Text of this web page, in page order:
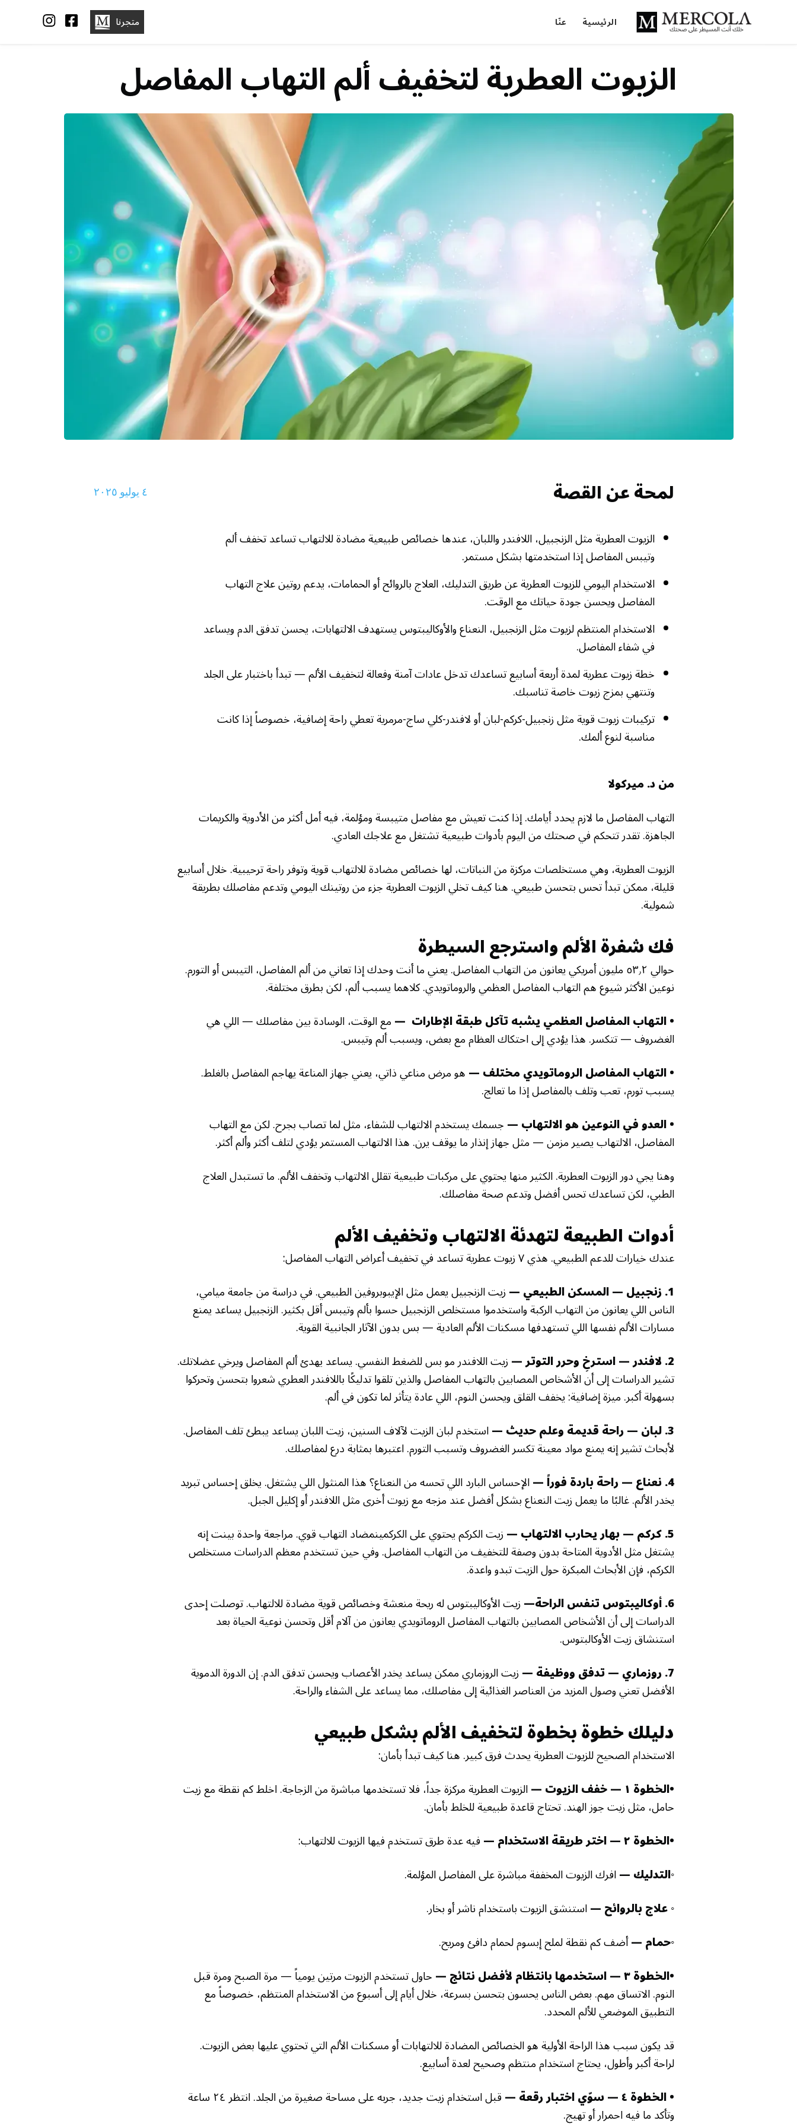
الرئيسية عنّا متجرنا
الزيوت العطرية لتخفيف ألم التهاب المفاصل
٤ يوليو ٢٠٢٥ لمحة عن القصة
الزيوت العطرية مثل الزنجبيل، اللافندر واللبان، عندها خصائص طبيعية مضادة للالتهاب تساعد تخفف ألم
وتيبس المفاصل إذا استخدمتها بشكل مستمر.
الاستخدام اليومي للزيوت العطرية عن طريق التدليك، العلاج بالروائح أو الحمامات، يدعم روتين علاج التهاب
المفاصل ويحسن جودة حياتك مع الوقت.
الاستخدام المنتظم لزيوت مثل الزنجبيل، النعناع والأوكاليبتوس يستهدف الالتهابات، يحسن تدفق الدم ويساعد
في شفاء المفاصل.
خطة زيوت عطرية لمدة أربعة أسابيع تساعدك تدخل عادات آمنة وفعالة لتخفيف الألم — تبدأ باختبار على الجلد
وتنتهي بمزج زيوت خاصة تناسبك.
تركيبات زيوت قوية مثل زنجبيل-كركم-لبان أو لافندر-كلي ساج-مرمرية تعطي راحة إضافية، خصوصاً إذا كانت
مناسبة لنوع ألمك.
من د. ميركولا
التهاب المفاصل ما لازم يحدد أيامك. إذا كنت تعيش مع مفاصل متيبسة ومؤلمة، فيه أمل أكثر من الأدوية والكريمات
الجاهزة. تقدر تتحكم في صحتك من اليوم بأدوات طبيعية تشتغل مع علاجك العادي.
الزيوت العطرية، وهي مستخلصات مركزة من النباتات، لها خصائص مضادة للالتهاب قوية وتوفر راحة ترحيبية. خلال أسابيع
قليلة، ممكن تبدأ تحس بتحسن طبيعي. هنا كيف تخلي الزيوت العطرية جزء من روتينك اليومي وتدعم مفاصلك بطريقة
شمولية.
فك شفرة الألم واسترجع السيطرة
حوالي ٥٣٫٢ مليون أمريكي يعانون من التهاب المفاصل. يعني ما أنت وحدك إذا تعاني من ألم المفاصل، التيبس أو التورم.
نوعين الأكثر شيوع هم التهاب المفاصل العظمي والروماتويدي. كلاهما يسبب ألم، لكن بطرق مختلفة.
• التهاب المفاصل العظمي يشبه تآكل طبقة الإطارات —مع الوقت، الوسادة بين مفاصلك — اللي هي
الغضروف — تتكسر. هذا يؤدي إلى احتكاك العظام مع بعض، ويسبب ألم وتيبس.
• التهاب المفاصل الروماتويدي مختلف —هو مرض مناعي ذاتي، يعني جهاز المناعة يهاجم المفاصل بالغلط.
يسبب تورم، تعب وتلف بالمفاصل إذا ما تعالج.
• العدو في النوعين هو الالتهاب —جسمك يستخدم الالتهاب للشفاء، مثل لما تصاب بجرح. لكن مع التهاب
المفاصل، الالتهاب يصير مزمن — مثل جهاز إنذار ما يوقف يرن. هذا الالتهاب المستمر يؤدي لتلف أكثر وألم أكثر.
وهنا يجي دور الزيوت العطرية. الكثير منها يحتوي على مركبات طبيعية تقلل الالتهاب وتخفف الألم. ما تستبدل العلاج
الطبي، لكن تساعدك تحس أفضل وتدعم صحة مفاصلك.
أدوات الطبيعة لتهدئة الالتهاب وتخفيف الألم
عندك خيارات للدعم الطبيعي. هذي ٧ زيوت عطرية تساعد في تخفيف أعراض التهاب المفاصل:
1. زنجبيل — المسكن الطبيعي —
زيت الزنجبيل يعمل مثل الإيبوبروفين الطبيعي. في دراسة من جامعة ميامي،
الناس اللي يعانون من التهاب الركبة واستخدموا مستخلص الزنجبيل حسوا بألم وتيبس أقل بكثير. الزنجبيل يساعد يمنع
مسارات الألم نفسها اللي تستهدفها مسكنات الألم العادية — بس بدون الآثار الجانبية القوية.
2. لافندر — استرخِ وحرر التوتر —
زيت اللافندر مو بس للضغط النفسي. يساعد يهدئ ألم المفاصل ويرخي عضلاتك.
تشير الدراسات إلى أن الأشخاص المصابين بالتهاب المفاصل والذين تلقوا تدليكًا باللافندر العطري شعروا بتحسن وتحركوا
بسهولة أكبر. ميزة إضافية: يخفف القلق ويحسن النوم، اللي عادة يتأثر لما تكون في ألم.
3. لبان — راحة قديمة وعلم حديث —
استخدم لبان الزيت لآلاف السنين، زيت اللبان يساعد يبطئ تلف المفاصل.
لأبحاث تشير إنه يمنع مواد معينة تكسر الغضروف وتسبب التورم. اعتبرها بمثابة درع لمفاصلك.
4. نعناع — راحة باردة فوراً —
الإحساس البارد اللي تحسه من النعناع؟ هذا المنثول اللي يشتغل. يخلق إحساس تبريد
يخدر الألم. غالبًا ما يعمل زيت النعناع بشكل أفضل عند مزجه مع زيوت أخرى مثل اللافندر أو إكليل الجبل.
5. كركم — بهار يحارب الالتهاب —
زيت الكركم يحتوي على الكركمينمضاد التهاب قوي. مراجعة واحدة بينت إنه
يشتغل مثل الأدوية المتاحة بدون وصفة للتخفيف من التهاب المفاصل. وفي حين تستخدم معظم الدراسات مستخلص
الكركم، فإن الأبحاث المبكرة حول الزيت تبدو واعدة.
6. أوكاليبتوس تنفس الراحة—
زيت الأوكاليبتوس له ريحة منعشة وخصائص قوية مضادة للالتهاب. توصلت إحدى
الدراسات إلى أن الأشخاص المصابين بالتهاب المفاصل الروماتويدي يعانون من آلام أقل وتحسن نوعية الحياة بعد
استنشاق زيت الأوكالبتوس.
7. روزماري — تدفق ووظيفة —
زيت الروزماري ممكن يساعد يخدر الأعصاب ويحسن تدفق الدم. إن الدورة الدموية
الأفضل تعني وصول المزيد من العناصر الغذائية إلى مفاصلك، مما يساعد على الشفاء والراحة.
دليلك خطوة بخطوة لتخفيف الألم بشكل طبيعي
الاستخدام الصحيح للزيوت العطرية يحدث فرق كبير. هنا كيف تبدأ بأمان:
•الخطوة ١ — خفف الزيوت —
الزيوت العطرية مركزة جداً، فلا تستخدمها مباشرة من الزجاجة. اخلط كم نقطة مع زيت
حامل، مثل زيت جوز الهند. تحتاج قاعدة طبيعية للخلط بأمان.
•الخطوة ٢ — اختر طريقة الاستخدام —
فيه عدة طرق تستخدم فيها الزيوت للالتهاب:
◦التدليك —افرك الزيوت المخففة مباشرة على المفاصل المؤلمة.
◦ علاج بالروائح —استنشق الزيوت باستخدام ناشر أو بخار.
◦حمام —أضف كم نقطة لملح إبسوم لحمام دافئ ومريح.
•الخطوة ٣ — استخدمها بانتظام لأفضل نتائج —
حاول تستخدم الزيوت مرتين يومياً — مرة الصبح ومرة قبل
النوم. الاتساق مهم. بعض الناس يحسون بتحسن بسرعة، خلال أيام إلى أسبوع من الاستخدام المنتظم، خصوصاً مع
التطبيق الموضعي للألم المحدد.
قد يكون سبب هذا الراحة الأولية هو الخصائص المضادة للالتهابات أو مسكنات الألم التي تحتوي عليها بعض الزيوت.
لراحة أكبر وأطول، يحتاج استخدام منتظم وصحيح لعدة أسابيع.
• الخطوة ٤ — سوّي اختبار رقعة —
قبل استخدام زيت جديد، جربه على مساحة صغيرة من الجلد. انتظر ٢٤ ساعة
وتأكد ما فيه احمرار أو تهيج.
×
اشترك مجانًا في "أول نشرة صحة
طبيعية"
خُذ كل المعلومات عن الصحة مِن مصدرك المفضل، بدون رقابة
ولا تجسس إلكتروني. خلينا نحمي الخصوصية وحرية التعبير.
اشترك الحين!